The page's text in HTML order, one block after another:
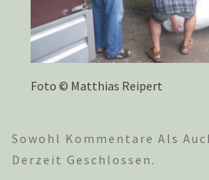
Foto © Matthias Reipert
Sowohl Kommentare Als
Derzeit Geschlossen.